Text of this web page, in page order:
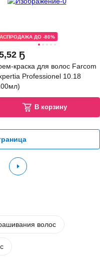
ДО -80%
,52 Ҕ
краска для волос Farcom
Professionel 10.18
В корзину
волос